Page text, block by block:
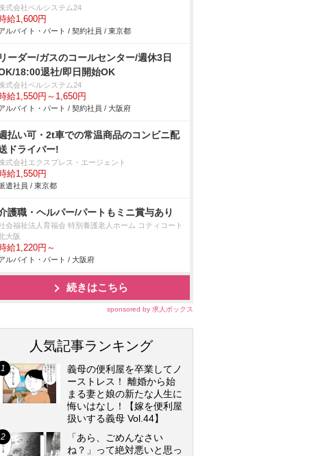
式会社ベルシステム24
給1,600円
ルバイト・パート / 契約社員 / 東京都
リーダー/ガスのコールセンター/週休3日
18:00退社/即日開始OK
式会社ベルシステム24
給1,550円～1,650円
ルバイト・パート / 契約社員 / 大阪府
払い可・2t車での常温商品のコンビニ配
ドライバー!
式会社エクスプレス・エージェント
給1,550円
遣社員 / 東京都
護職・ヘルパー/パートもミニ賞与あり
会福祉法人育福会 特別養護老人ホーム コティコート
大阪
給1,220円～
ルバイト・パート / 大阪府
続きはこちら
sponsored by 求人ボックス
人気記事ランキング
義母の便利屋を卒業してノ
ーストレス！ 離婚から始
まる妻と娘の新たな人生に
悔いはなし！【嫁を便利屋
扱いする義母 Vol.44】
「あら、ごめんなさい
ね？」って絶対悪いと思っ